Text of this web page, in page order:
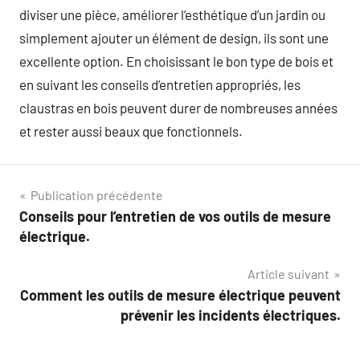
diviser une pièce, améliorer l’esthétique d’un jardin ou
simplement ajouter un élément de design, ils sont une
excellente option. En choisissant le bon type de bois et
en suivant les conseils d’entretien appropriés, les
claustras en bois peuvent durer de nombreuses années
et rester aussi beaux que fonctionnels.
Navigation
de
Publication précédente
Conseils pour l’entretien de vos outils de mesure
électrique.
Article suivant
Comment les outils de mesure électrique peuvent
prévenir les incidents électriques.